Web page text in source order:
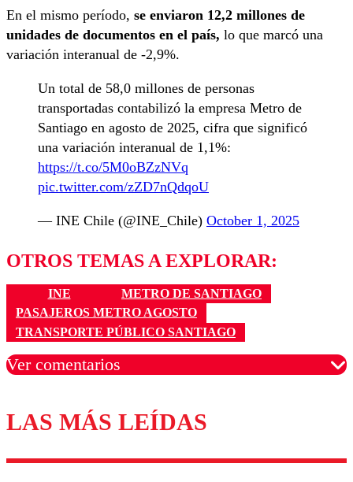
En el mismo período, se enviaron 12,2 millones de
unidades de documentos en el país, lo que marcó una
variación interanual de -2,9%.
Un total de 58,0 millones de personas
transportadas contabilizó la empresa Metro de
Santiago en agosto de 2025, cifra que significó
una variación interanual de 1,1%:
https://t.co/5M0oBZzNVq
pic.twitter.com/zZD7nQdqoU
— INE Chile (@INE_Chile) October 1, 2025
OTROS TEMAS A EXPLORAR:
INE
METRO DE SANTIAGO
PASAJEROS METRO AGOSTO
TRANSPORTE PÚBLICO SANTIAGO
Ver comentarios
Los comentarios son moderados para garantizar un
diálogo respetuoso.
LAS MÁS LEÍDAS